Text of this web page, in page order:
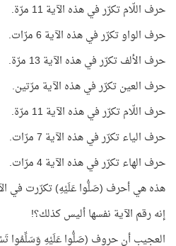
حرف اللّام تكرّر في هذه الآية 11 مرّة.
حرف الواو تكرّر في هذه الآية 6 مرّات.
حرف الألف تكرّر في هذه الآية 13 مرّة.
حرف العين تكرّر في هذه الآية مرّتين.
حرف اللّام تكرّر في هذه الآية 11 مرّة.
حرف الياء تكرّر في هذه الآية 7 مرّات.
حرف الهاء تكرّر في هذه الآية 4 مرّات.
هذه هي أحرف (صَلُّوا عَلَيْهِ) تكرّرت في
إنه رقم الآية نفسها أليس كذلك؟!
العجيب أن حروف (صَلُّوا عَلَيْهِ وَسَلِّمُوا